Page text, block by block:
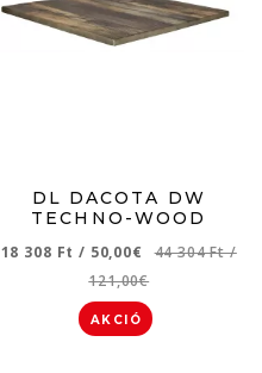
DL DACOTA DW
TECHNO-WOOD
18 308 Ft/ 50,00€ 44 304 Ft/
121,00€
AKCIÓ